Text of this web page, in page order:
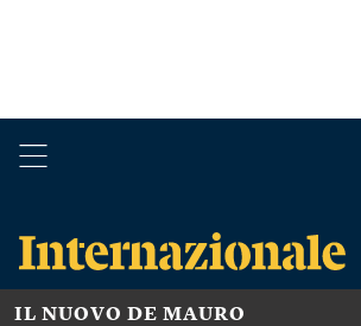
IL NUOVO DE MAURO